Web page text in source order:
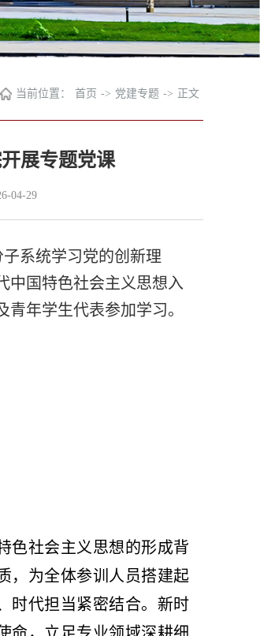
当前位置： 首页 -> 党建专题 -> 正文
展专题党课
04-29
系统学习党的创新理
中国特色社会主义思想入
年学生代表参加学习。
色社会主义思想的形成背
，为全体参训人员搭建起
时代担当紧密结合。新时
命，立足专业领域深耕细